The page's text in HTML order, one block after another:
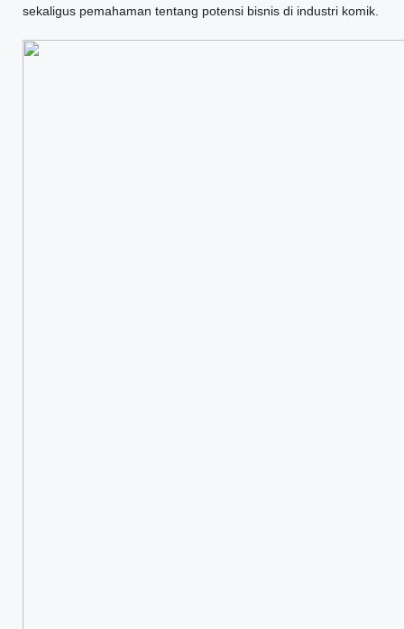
sekaligus pemahaman tentang potensi bisnis di industri komik.